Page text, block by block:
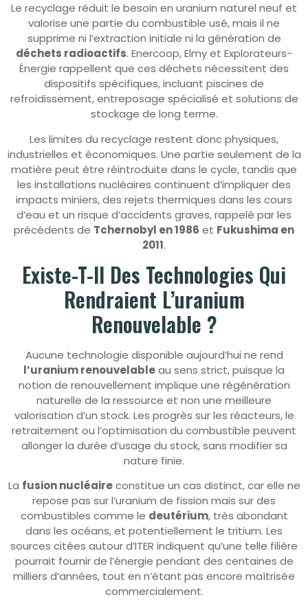
Le recyclage réduit le besoin en uranium naturel neuf et
valorise une partie du combustible usé, mais il ne
supprime ni l’extraction initiale ni la génération de
déchets radioactifs. Enercoop, Elmy et Explorateurs-
Énergie rappellent que ces déchets nécessitent des
dispositifs spécifiques, incluant piscines de
refroidissement, entreposage spécialisé et solutions de
stockage de long terme.
Les limites du recyclage restent donc physiques,
industrielles et économiques. Une partie seulement de la
matière peut être réintroduite dans le cycle, tandis que
les installations nucléaires continuent d’impliquer des
impacts miniers, des rejets thermiques dans les cours
d’eau et un risque d’accidents graves, rappelé par les
précédents de Tchernobyl en 1986 et Fukushima en
2011.
Existe-T-Il Des Technologies Qui
Rendraient L’uranium
Renouvelable ?
Aucune technologie disponible aujourd’hui ne rend
l’uranium renouvelableau sens strict, puisque la
notion de renouvellement implique une régénération
naturelle de la ressource et non une meilleure
valorisation d’un stock. Les progrès sur les réacteurs, le
retraitement ou l’optimisation du combustible peuvent
allonger la durée d’usage du stock, sans modifier sa
nature finie.
La fusion nucléaireconstitue un cas distinct, car elle ne
repose pas sur l’uranium de fission mais sur des
combustibles comme le deutérium, très abondant
dans les océans, et potentiellement le tritium. Les
sources citées autour d’ITER indiquent qu’une telle filière
pourrait fournir de l’énergie pendant des centaines de
milliers d’années, tout en n’étant pas encore maîtrisée
commercialement.